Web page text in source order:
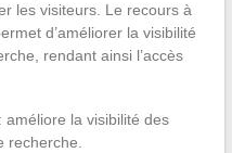
les visiteurs. Le recours à
d’améliorer la visibilité
rendant ainsi l’accès
la visibilité des
recherche.